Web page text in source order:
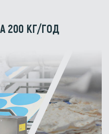
200 КГ/ГОД